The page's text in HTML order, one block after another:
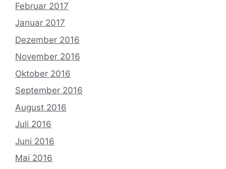
Februar 2017
Januar 2017
Dezember 2016
November 2016
Oktober 2016
September 2016
August 2016
Juli 2016
Juni 2016
Mai 2016